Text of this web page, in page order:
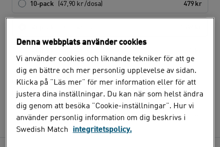
10-pack (47,90 kr /dosa) 479 kr
Hur ofta vill du få din order?
Det går ej att välja olika intervaller för olika produkter.
Välj
Denna webbplats använder cookies
Vi använder cookies och liknande tekniker för att ge
dig en bättre och mer personlig upplevelse av sidan.
Klicka på ”Läs mer” för mer information eller för att
justera dina inställningar. Du kan när som helst ändra
dig genom att besöka ”Cookie-inställningar”. Hur vi
använder personlig information om dig beskrivs i
Swedish Match
integritetspolicy.